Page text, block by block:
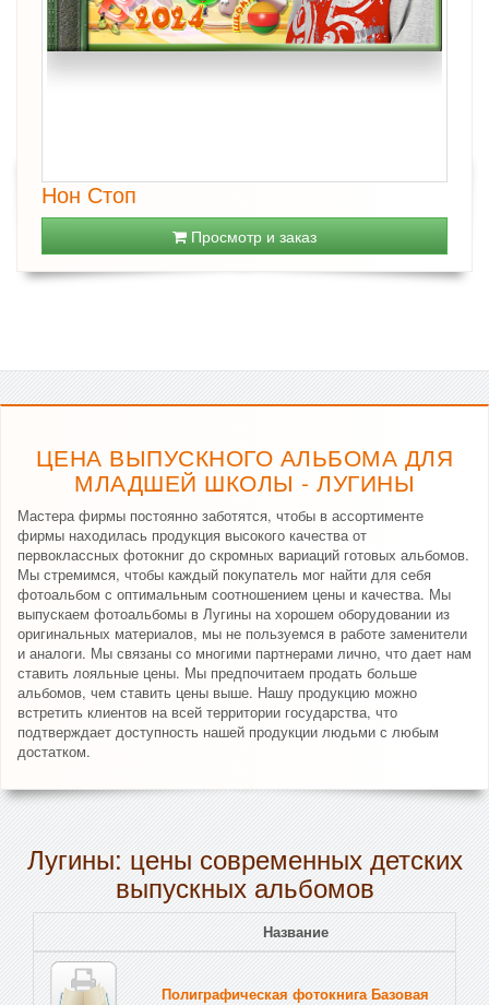
Нон Стоп
Просмотр и заказ
ЦЕНА ВЫПУСКНОГО АЛЬБОМА ДЛЯ
МЛАДШЕЙ ШКОЛЫ - ЛУГИНЫ
Мастера фирмы постоянно заботятся, чтобы в ассортименте
фирмы находилась продукция высокого качества от
первоклассных фотокниг до скромных вариаций готовых альбомов.
Мы стремимся, чтобы каждый покупатель мог найти для себя
фотоальбом с оптимальным соотношением цены и качества. Мы
выпускаем фотоальбомы в Лугины на хорошем оборудовании из
оригинальных материалов, мы не пользуемся в работе заменители
и аналоги. Мы связаны со многими партнерами лично, что дает нам
ставить лояльные цены. Мы предпочитаем продать больше
альбомов, чем ставить цены выше. Нашу продукцию можно
встретить клиентов на всей территории государства, что
подтверждает доступность нашей продукции людьми с любым
достатком.
Лугины: цены современных детских
выпускных альбомов
Название
Полиграфическая фотокнига Базовая